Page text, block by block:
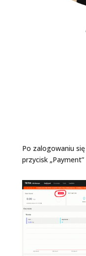
Po zalogowaniu
przycisk